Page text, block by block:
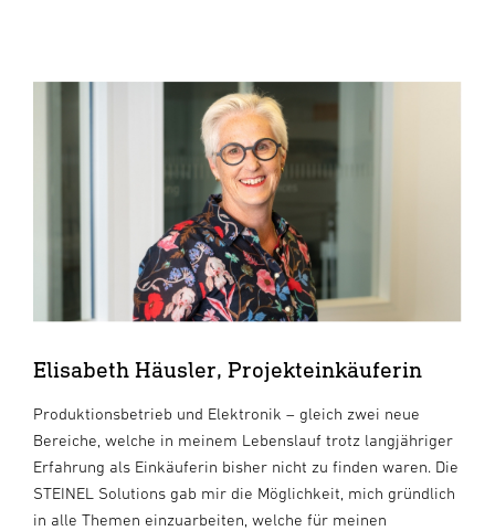
Elisabeth Häusler, Projekteinkäuferin
Produktionsbetrieb und Elektronik – gleich zwei neue
Bereiche, welche in meinem Lebenslauf trotz langjähriger
Erfahrung als Einkäuferin bisher nicht zu finden waren. Die
STEINEL Solutions gab mir die Möglichkeit, mich gründlich
in alle Themen einzuarbeiten, welche für meinen